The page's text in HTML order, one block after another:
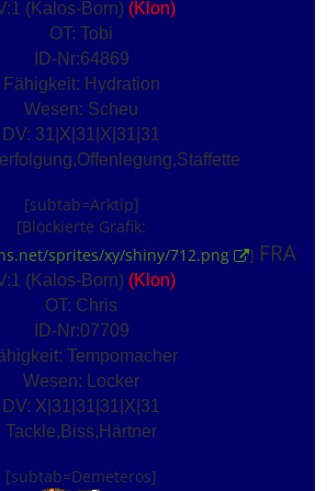
(Kalos-Born) (Klon)
OT: Tobi
ID-Nr:64869
Fähigkeit: Hydration
Wesen: Scheu
DV: 31|X|31|X|31|31
[subtab=Arktip]
[Blockierte Grafik:
sprites/xy/shiny/712.png
] FRA
(Kalos-Born) (Klon)
OT: Chris
ID-Nr:07709
Tempomacher
Wesen: Locker
DV: X|31|31|31|X|31
Tackle,Biss,Härtner
[subtab=Demeteros]